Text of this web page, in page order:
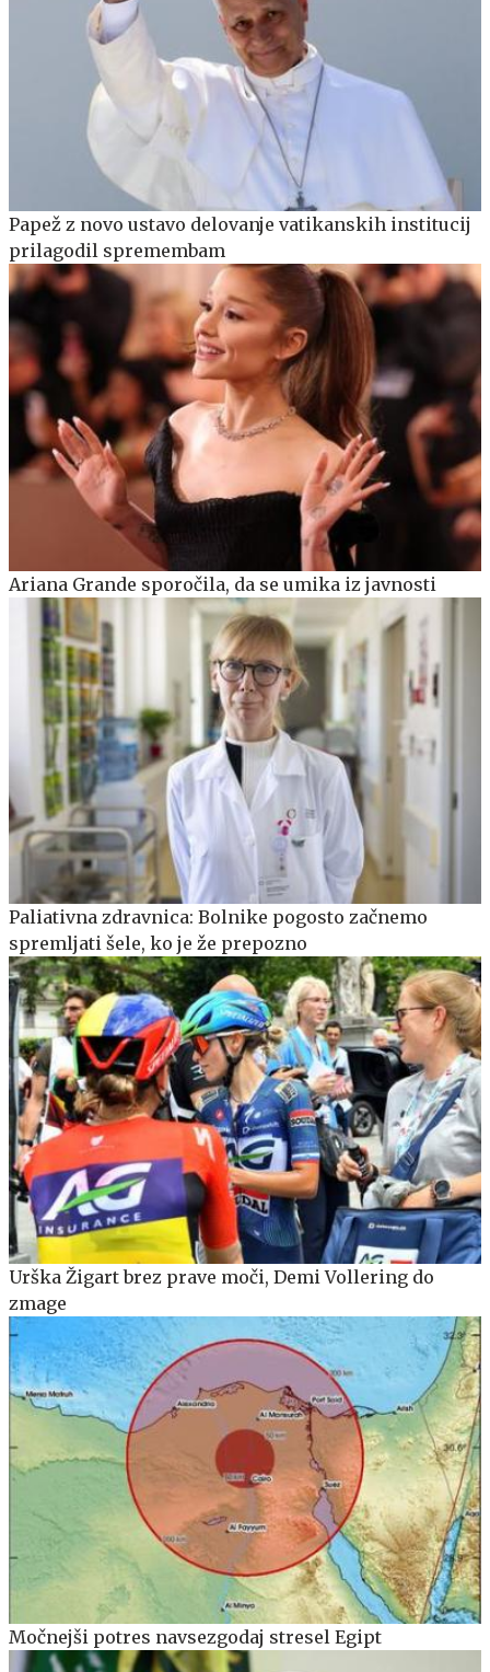
Papež z novo ustavo delovanje vatikanskih institucij
prilagodil spremembam
Ariana Grande sporočila, da se umika iz javnosti
Paliativna zdravnica: Bolnike pogosto začnemo
spremljati šele, ko je že prepozno
Urška Žigart brez prave moči, Demi Vollering do
zmage
Močnejši potres navsezgodaj stresel Egipt